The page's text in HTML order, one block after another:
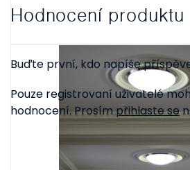
Hodnocení produktu
Buďte první, kdo napíše
Pouze registrovaní uživatelé
hodnocení. Prosímpřihlaste se